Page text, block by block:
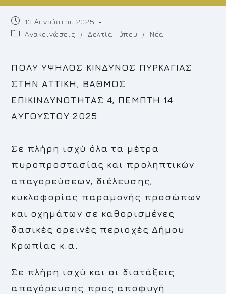
Post
published:
13 Αυγούστου 2025
PostΑνακοινώσεις / Δελτία Τύπου / Νέα
ΠΟΛΥ ΥΨΗΛΟΣ ΚΙΝΔΥΝΟΣ ΠΥΡΚΑΓΙΑΣ
ΣΤΗΝ ΑΤΤΙΚΗ, ΒΑΘΜΟΣ
ΕΠΙΚΙΝΔΥΝΟΤΗΤΑΣ 4, ΠΕΜΠΤΗ 14
ΑΥΓΟΥΣΤΟΥ 2025
Σε πλήρη ισχύ όλα τα μέτρα
πυροπροστασίας και προληπτικών
απαγορεύσεων, διέλευσης,
κυκλοφορίας παραμονής προσώπων
και οχημάτων σε καθορισμένες
δασικές ορεινές περιοχές Δήμου
Κρωπίας κ.α.
Σε πλήρη ισχύ και οι διατάξεις
απαγόρευσης προς αποφυγή